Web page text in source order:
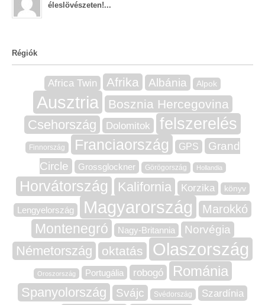
éleslövészeten!...
Régiók
Africa Twin Afrika Albánia Alpok
Ausztria Bosznia Hercegovina
Csehország Dolomitok felszerelés
Finnország Franciaország GPS
Grand
Circle
Grossglockner Görögország Hollandia
Horvátország Kalifornia Korzika könyv
Lengyelország Magyarország Marokkó
Montenegró Nagy-Britannia Norvégia
Németország oktatás Olaszország
Oroszország Portugália robogó Románia
Spanyolország Svájc Svédország
Szardínia